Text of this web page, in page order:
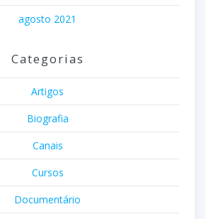
agosto 2021
Categorias
Artigos
Biografia
Canais
Cursos
Documentário